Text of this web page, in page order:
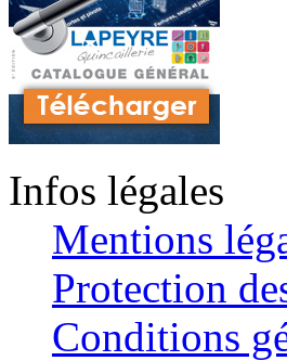
Infos légales
Mentions
Protection
Conditions